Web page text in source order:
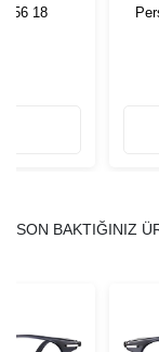
56 18
SON BAKTIĞINIZ